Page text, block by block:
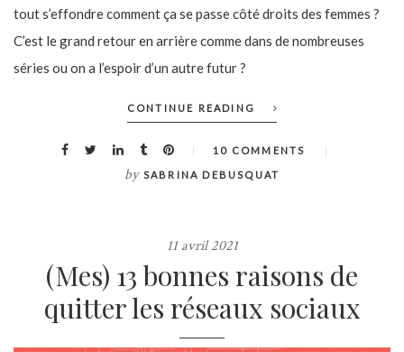
tout s’effondre comment ça se passe côté droits des femmes ?
C’est le grand retour en arrière comme dans de nombreuses
séries ou on a l’espoir d’un autre futur ?
CONTINUE READING
10 COMMENTS
by SABRINA DEBUSQUAT
11 avril 2021
(Mes) 13 bonnes raisons de
quitter les réseaux sociaux